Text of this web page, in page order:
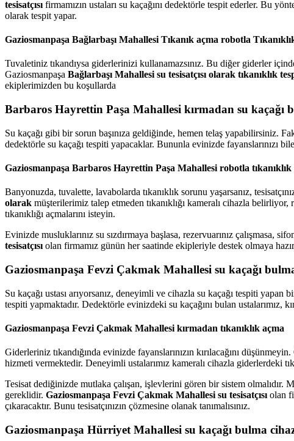
tesisatçısı firmamızın ustaları su kaçağını dedektörle tespit ederler. Bu
olarak tespit yapar.
Gaziosmanpaşa Bağlarbaşı Mahallesi Tıkanık açma robotla
Tuvaletiniz tıkandıysa giderlerinizi kullanamazsınız. Bu diğer giderler
Gaziosmanpaşa Bağlarbaşı Mahallesi su tesisatçısı olarak tıkanıklık
ekiplerimizden bu koşullarda
Barbaros Hayrettin Paşa Mahallesi kırmadan su kaçağı
Su kaçağı gibi bir sorun başınıza geldiğinde, hemen telaş yapabilirsiniz.
dedektörle su kaçağı tespiti yapacaklar. Bununla evinizde fayanslarınızı
Gaziosmanpaşa Barbaros Hayrettin Paşa Mahallesi robotla tıkanıklık
Banyonuzda, tuvalette, lavabolarda tıkanıklık sorunu yaşarsanız,
olarak müşterilerimiz talep etmeden tıkanıklığı kameralı cihazla
tıkanıklığı açmalarını isteyin.
Evinizde musluklarınız su sızdırmaya başlasa, rezervuarınız çalışmasa,
tesisatçısı olan firmamız günün her saatinde ekipleriyle destek olmaya
Gaziosmanpaşa Fevzi Çakmak Mahallesi su kaçağı
Su kaçağı ustası arıyorsanız, deneyimli ve cihazla su kaçağı tespiti yapan
tespiti yapmaktadır. Dedektörle evinizdeki su kaçağını bulan ustalarımız,
Gaziosmanpaşa Fevzi Çakmak Mahallesi kırmadan tıkanıklık açma
Giderleriniz tıkandığında evinizde fayanslarınızın kırılacağını
hizmeti vermektedir. Deneyimli ustalarımız kameralı cihazla giderlerdeki
Tesisat dediğinizde mutlaka çalışan, işlevlerini gören bir sistem olmalıdır.
gereklidir. Gaziosmanpaşa Fevzi Çakmak Mahallesi su tesisatçısı olan
çıkaracaktır. Bunu tesisatçınızın çözmesine olanak tanımalısınız.
Gaziosmanpaşa Hürriyet Mahallesi su kaçağı bulma